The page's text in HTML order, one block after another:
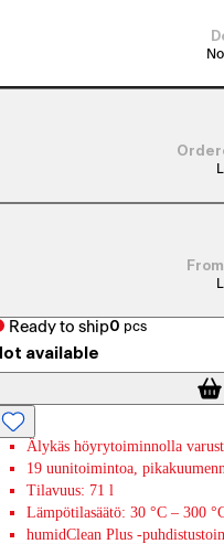
Ready to ship0 pcs
available
Älykäs höyrytoiminnolla
19 uunitoimintoa,
Tilavuus: 71 l
Lämpötilasäätö: 30 °C – 300
humidClean Plus -